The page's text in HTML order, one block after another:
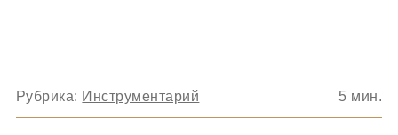
Рубрика: Инструментарий 5 мин.